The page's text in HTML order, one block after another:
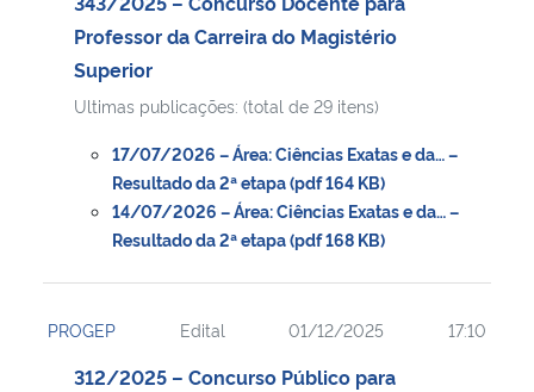
Professor da Carreira do Magistério
Superior
Ultimas publicações: (total de 29 itens)
17/07/2026 – Área: Ciências Exatas e da… –
Resultado da 2ª etapa (pdf 164 KB)
14/07/2026 – Área: Ciências Exatas e da… –
Resultado da 2ª etapa (pdf 168 KB)
PROGEP Edital 01/12/2025 17:10
312/2025 – Concurso Público para